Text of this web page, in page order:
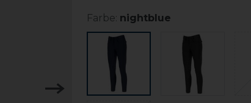
Farbe: nightblue